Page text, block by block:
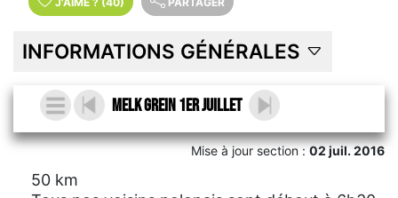
INFORMATIONS GÉNÉRALES
Melk Grein 1er juillet
Mise à jour section :02 juil. 2016
50 km